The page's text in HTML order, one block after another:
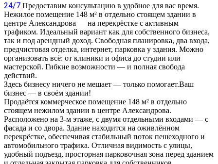
24/7 Предоставим консультацию в удобное для вас время.
Нежилое помещение 148 м² в отдельно стоящем здании в
центре Александрова — на перекрёстке с активным
трафиком. Идеальный вариант как для собственного бизнеса,
так и под арендный доход. Свободная планировка, два входа,
предчистовая отделка, интернет, парковка у здания. Можно
организовать всё: от клиники и офиса до студии или
мастерской. Гибкие возможности — и полная свобода
действий.
Здесь бизнесу ничего не мешает — только помогает.Ваш
бизнес — в своём здании!
Продаётся коммерческое помещение 148 м² в отдельно
стоящем нежилом здании в центре Александрова.
Расположено на 3-м этаже, с двумя отдельными входами — с
фасада и со двора. Здание находится на оживлённом
перекрёстке, обеспечивая стабильный поток пешеходного и
автомобильного трафика. Отличная видимость с улицы,
удобный подъезд, просторная парковочная зона перед зданием